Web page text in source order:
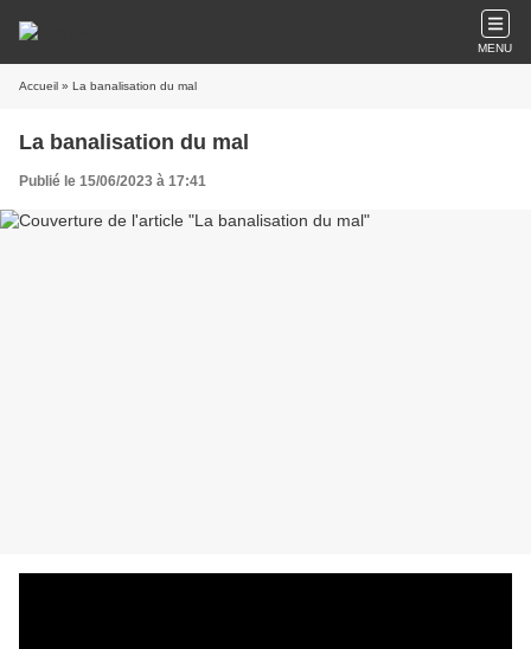
MENU
Accueil » La banalisation du mal
La banalisation du mal
Publié le 15/06/2023 à 17:41